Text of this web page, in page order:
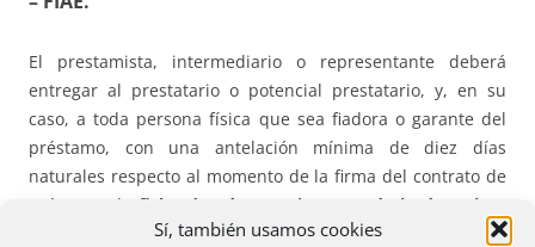
Sí, también usamos cookies
El prestamista, intermediario o representante deberá
entregar al prestatario o potencial prestatario, y, en su
caso, a toda persona física que sea fiadora o garante del
préstamo, con una antelación mínima de diez días
naturales respecto al momento de la firma del contrato de
préstamo, la ficha de advertencias estandarizadas (FiAE)
que figura en el anexo II. Art. 22 (antes dedicado a la